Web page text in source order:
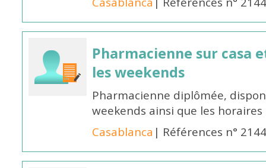
Pharmacienne sur casa
les weekends
Pharmacienne diplômée,
weekends ainsi que les
Casablanca | Références n°